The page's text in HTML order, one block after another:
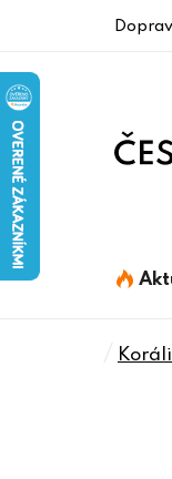
Domov